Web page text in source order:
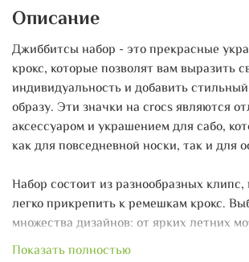
Описание
Джиббитсы набор - это прекрасные
крокс, которые позволят вам выразить
индивидуальность и добавить
образу. Эти значки на crocs являются
аксессуаром и украшением для сабо,
как для повседневной носки, так и для
Набор состоит из разнообразных
легко прикрепить к ремешкам крокс.
множества дизайнов: от ярких летних
связанных с морем и пляжем, до
Показать полностью